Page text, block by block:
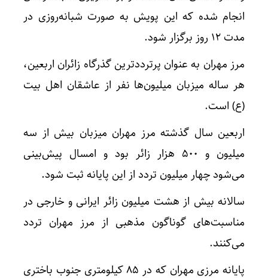
انجام شده که این پویش به‌ صورت شبانه‌روزی در
مدت ۱۲ روز برگزار شود.
مرز مهران به عنوان پرترددترین گذرگاه‌ زائران اربعین،
هر ساله میزبان میلیون‌ها نفر از عاشقان اهل بیت
(ع) است.
اربعین سال گذشته مرز مهران میزبان بیش از سه
میلیون و ۵۰۰ هزار زائر بود و امسال پیش‌بینی
می‌شود چهار میلیون تردد از این پایانه ثبت شود.
سالانه بیش از هشت میلیون زائر ایرانی و خارجی در
مناسبت‌های گوناگون مذهبی از مرز مهران تردد
می‌کنند.
پایانه مرزی مهران که در ۸۵ کیلومتری جنوب باختری